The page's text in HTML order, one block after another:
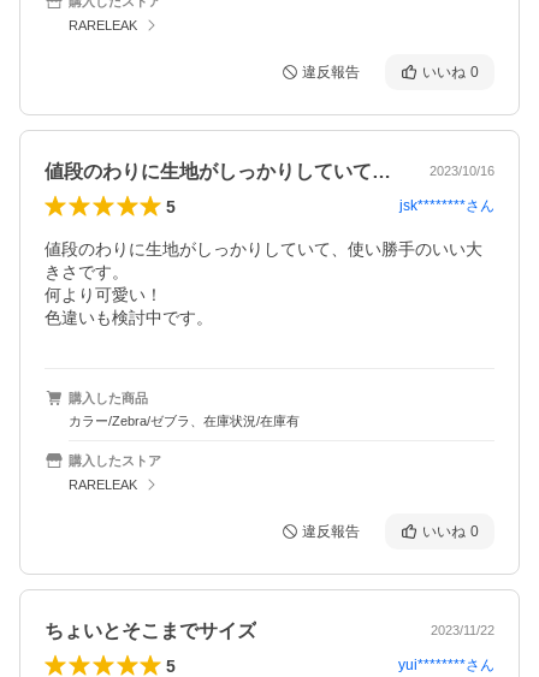
RARELEAK
違反報告 いいね 0
値段のわりに生地がしっかりしていて、使… 2023/10/16
5 jsk********さん
値段のわりに生地がしっかりしていて、使い勝手のいい大
きさです。
何より可愛い！
購入した商品
カラー/Zebra/ゼブラ、在庫状況/在庫有
購入したストア
RARELEAK
違反報告 いいね 0
ちょいとそこまでサイズ 2023/11/22
5 yui********さん